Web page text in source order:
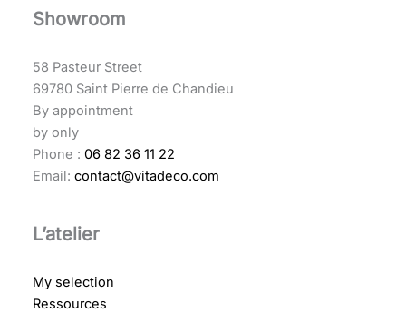
Showroom
58 Pasteur Street
69780 Saint Pierre de Chandieu
By appointment
by only
Phone : 06 82 36 11 22
Email: contact@vitadeco.com
L’atelier
My selection
Ressources